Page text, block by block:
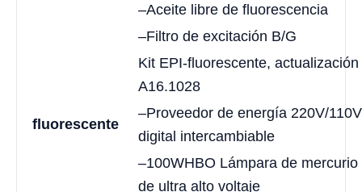
fluorescente
–Aceite libre de fluorescencia
–Filtro de excitación B/G
Kit EPI-fluorescente, actualización
A16.1028
–Proveedor de energía 220V/
digital intercambiable
–100WHBO Lámpara de mercurio
de ultra alto voltaje